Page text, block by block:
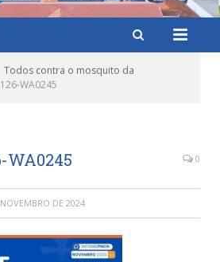
Todos contra o mosquito da
WA0245
WA0245 0
DE 2024